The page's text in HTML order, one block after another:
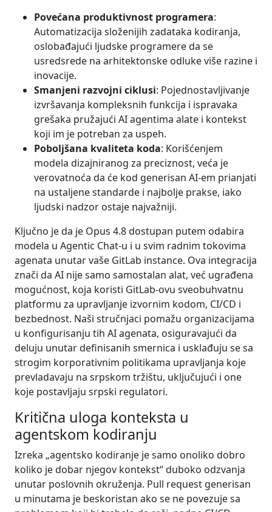
Povećana produktivnost programera:
Automatizacija složenijih zadataka kodiranja,
oslobađajući ljudske programere da se
usredsrede na arhitektonske odluke više razine i
inovacije.
Smanjeni razvojni ciklusi: Pojednostavljivanje
izvršavanja kompleksnih funkcija i ispravaka
grešaka pružajući AI agentima alate i kontekst
koji im je potreban za uspeh.
Poboljšana kvaliteta koda: Korišćenjem
modela dizajniranog za preciznost, veća je
verovatnoća da će kod generisan AI-em prianjati
na ustaljene standarde i najbolje prakse, iako
ljudski nadzor ostaje najvažniji.
Ključno je da je Opus 4.8 dostupan putem odabira
modela u Agentic Chat-u i u svim radnim tokovima
agenata unutar vaše GitLab instance. Ova integracija
znači da AI nije samo samostalan alat, već ugrađena
mogućnost, koja koristi GitLab-ovu sveobuhvatnu
platformu za upravljanje izvornim kodom, CI/CD i
bezbednost. Naši stručnjaci pomažu organizacijama
u konfigurisanju tih AI agenata, osiguravajući da
deluju unutar definisanih smernica i usklađuju se sa
strogim korporativnim politikama upravljanja koje
prevladavaju na srpskom tržištu, uključujući i one
koje postavljaju srpski regulatori.
Kritična uloga konteksta u
agentskom kodiranju
Izreka „agentsko kodiranje je samo onoliko dobro
koliko je dobar njegov kontekst“ duboko odzvanja
unutar poslovnih okruženja. Pull request generisan
u minutama je beskoristan ako se ne povezuje sa